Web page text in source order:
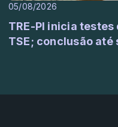
05/08/2026
TRE-PI inicia
TSE; conclusão até